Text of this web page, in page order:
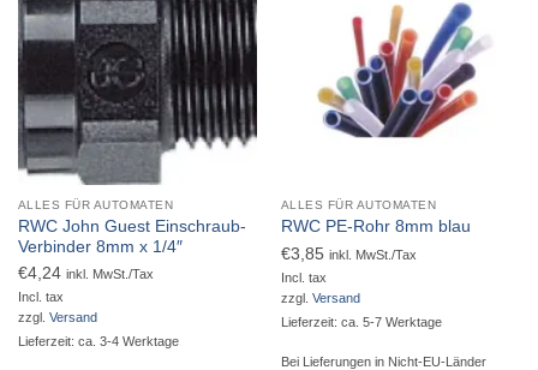
ALLES FÜR AUTOMATEN
RWC John Guest Einschraub-
Verbinder 8mm x 1/4″
€4,24 inkl. MwSt./Tax
Incl. tax
zzgl. Versand
Lieferzeit: ca. 3-4 Werktage
ALLES FÜR AUTOMATEN
RWC PE-Rohr 8mm blau
€3,85 inkl. MwSt./Tax
Incl. tax
zzgl. Versand
Lieferzeit: ca. 5-7 Werktage
Bei Lieferungen in Nicht-EU-Länder